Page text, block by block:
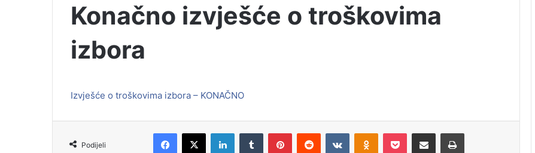
Konačno izvješće o troškovima
izbora
Izvješće o troškovima izbora – KONAČNO
Podijeli